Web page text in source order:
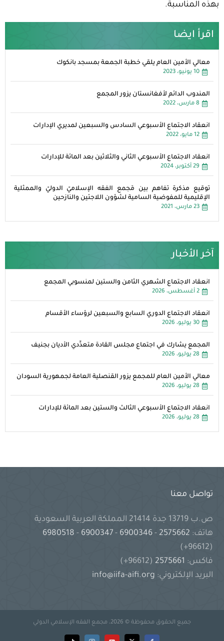
بهذه المناسبة.
اقرأ ايضا
معالي الأمين العام يلقي خطبة الجمعة بمسجد بانكوك
10 يونيو، 2023
المندوب الدائم لأفغانستان يزور المجمع
8 مارس، 2022
انعقاد الاجتماع الأسبوعي السادس والسبعين لمديري الإدارات
12 مايو، 2022
انعقاد الاجتماع الأسبوعي الثاني والثلاثين بعد المائة للإدارات
29 أكتوبر، 2024
توقيع مذكرة تفاهم بين مَجمع الفقه الإسلاميّ الدوليّ والممثلية
الإقليمية للمفوضية السامية لشؤون اللاجئين والنازحين
23 مارس، 2021
آخر الأخبار
انعقاد الاجتماع الشهري الثامن والستين لمنسوبي المجمع
2 أغسطس، 2026
انعقاد الاجتماع الدوري السابع والسبعين لرؤساء الأقسام
30 يوليو، 2026
المجمع يشارك في اجتماع مجلس القادة متعدِّدي الأديان بجنيف
28 يوليو، 2026
معالي الأمين العام للمجمع يزور القنصلية العامة لجمهورية السودان
28 يوليو، 2026
انعقاد الاجتماع الأسبوعي الثالث والستين بعد المائة للإدارات
28 يوليو، 2026
تواصل معنا
ص.ب 13719 جدة 21414 المملكة العربية السعودية
هاتف:
-
6900346
-
6900347
-
(96612+)
فاكس:
(96612+)
البريد الإلكتروني: info@iifa-aifi.org
جميع الحقوق محفوظة © 2026، مجمع الفقه الإسلامي الدولي